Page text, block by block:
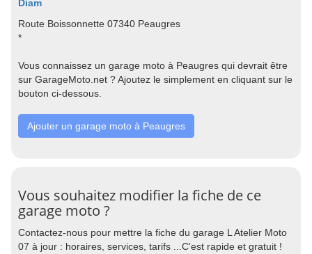
Diam
Route Boissonnette 07340 Peaugres
*
Vous connaissez un garage moto à Peaugres qui devrait être
sur GarageMoto.net ? Ajoutez le simplement en cliquant sur le
bouton ci-dessous.
Ajouter un garage moto à Peaugres
Vous souhaitez modifier la fiche de ce
garage moto ?
Contactez-nous pour mettre la fiche du garage L Atelier Moto
07 à jour : horaires, services, tarifs ...C'est rapide et gratuit !